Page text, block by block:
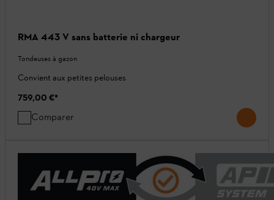
RMA 443 V sans batterie ni chargeur
Tondeuses à gazon
Convient aux petites pelouses
759,00 €*
Comparer